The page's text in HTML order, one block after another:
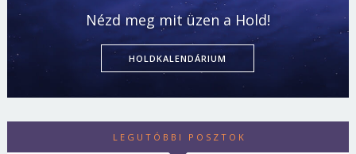
Nézd meg mit üzen a Hold!
HOLDKALENDÁRIUM
LEGUTÓBBI POSZTOK